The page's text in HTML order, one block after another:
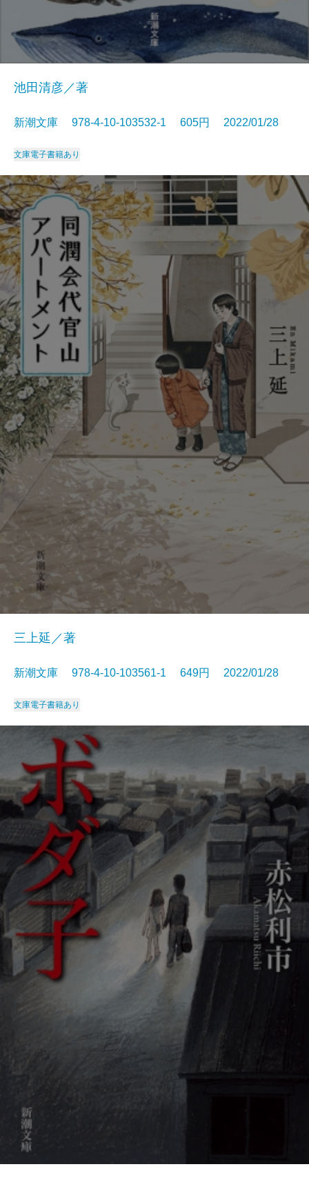
池田清彦／著
新潮文庫 978-4-10-103532-1 605円 2022/01/28
文庫電子書籍あり
三上延／著
新潮文庫 978-4-10-103561-1 649円 2022/01/28
文庫電子書籍あり